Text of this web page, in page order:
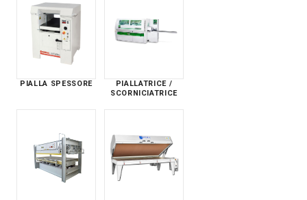
PIALLA SPESSORE
PIALLATRICE /
SCORNICIATRICE